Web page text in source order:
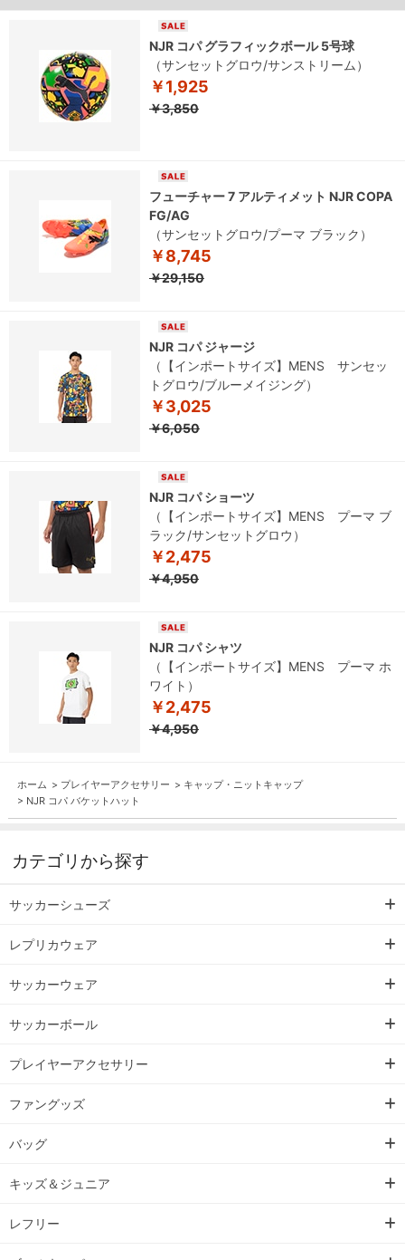
NJR コパ グラフィックボール 5号球
（サンセットグロウ/サンストリーム）
￥1,925
￥3,850
フューチャー 7 アルティメット NJR COPA
FG/AG
（サンセットグロウ/プーマ ブラック）
￥8,745
￥29,150
NJR コパ ジャージ
（【インポートサイズ】MENS サンセッ
トグロウ/ブルーメイジング）
￥3,025
￥6,050
NJR コパ ショーツ
（【インポートサイズ】MENS プーマ ブ
ラック/サンセットグロウ）
￥2,475
￥4,950
NJR コパ シャツ
（【インポートサイズ】MENS プーマ ホ
ワイト）
￥2,475
￥4,950
ホーム > プレイヤーアクセサリー > キャップ・ニットキャップ
> NJR コパ バケットハット
カテゴリから探す
サッカーシューズ
レプリカウェア
サッカーウェア
サッカーボール
プレイヤーアクセサリー
ファングッズ
バッグ
キッズ＆ジュニア
レフリー